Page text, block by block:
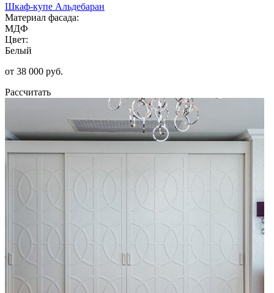
Шкаф-купе Альдебаран
Материал фасада:
МДФ
Цвет:
Белый
от 38 000 руб.
Рассчитать